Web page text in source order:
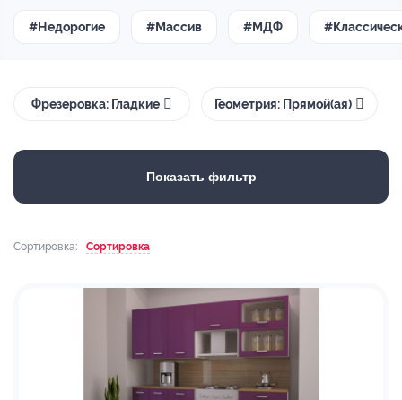
#Недорогие #Массив #МДФ
Фрезеровка: Гладкие Геометрия: Прямой(ая)
Показать фильтр
Сортировка: Сортировка